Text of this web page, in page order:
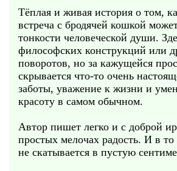
Тёплая и живая история о том,
встреча с бродячей кошкой
тонкости человеческой души.
философских конструкций или
поворотов, но за кажущейся
скрывается что-то очень
заботы, уважение к жизни и
красоту в самом обычном.
Автор пишет легко и с доброй
простых мелочах радость. И в то
не скатывается в пустую